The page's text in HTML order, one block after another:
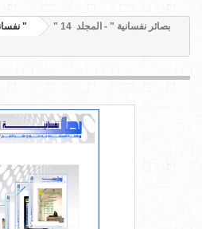
" نفسانيـــــات "
" بصائر نفسانية " - المجلد 14